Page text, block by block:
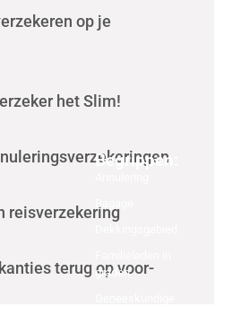
op je
het Slim!
reisverzekering
terug op voor-
Begrippen:
Bagage
graden